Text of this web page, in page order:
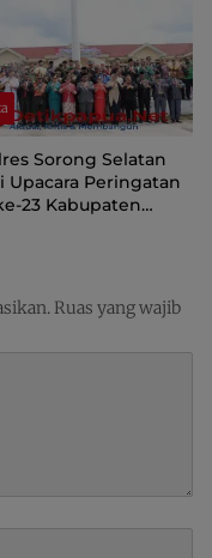
Sorong Selatan
Upacara Peringatan
23 Kabupaten
Ruas yang wajib